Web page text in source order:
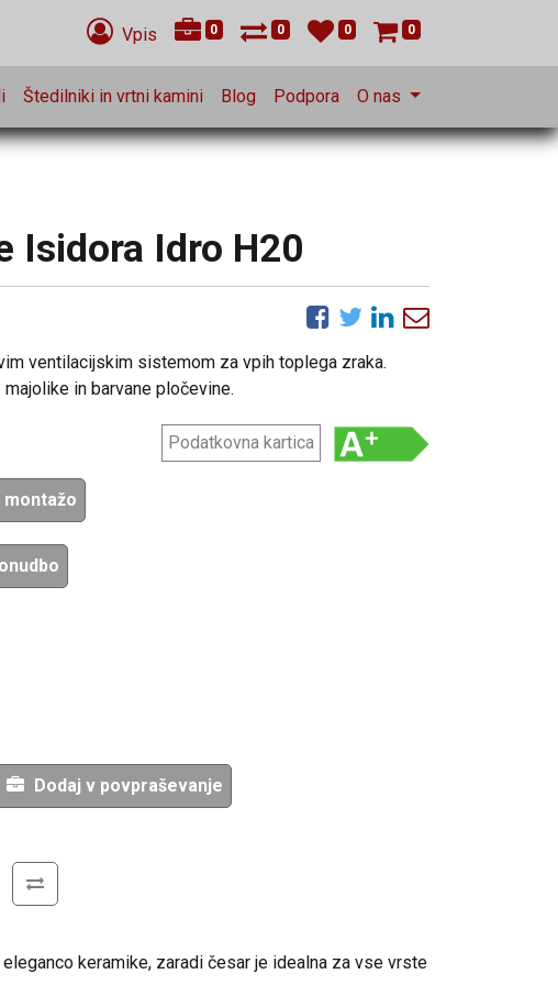
Vpis 0 0 0 0
Štedilniki in vrtni kamini Blog Podpora O nas
Isidora Idro H20
ventilacijskim sistemom za vpih toplega zraka.
in barvane pločevine.
Podatkovna kartica
Dodaj v povpraševanje
keramike, zaradi česar je idealna za vse vrste